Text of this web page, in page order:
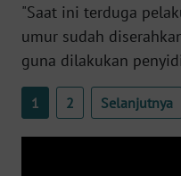
"Saat ini terduga
umur sudah
guna dilakukan
1 2 Selanjutnya
SULTRA
WN
NTB